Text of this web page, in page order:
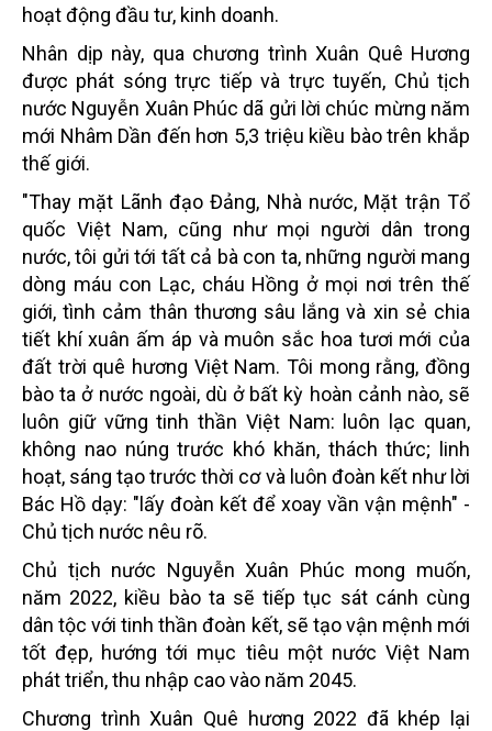
hoạt động đầu tư, kinh doanh.
Nhân dịp này, qua chương trình Xuân Quê Hương
được phát sóng trực tiếp và trực tuyến, Chủ tịch
nước Nguyễn Xuân Phúc dã gửi lời chúc mừng năm
mới Nhâm Dần đến hơn 5,3 triệu kiều bào trên khắp
thế giới.
"Thay mặt Lãnh đạo Đảng, Nhà nước, Mặt trận Tổ
quốc Việt Nam, cũng như mọi người dân trong
nước, tôi gửi tới tất cả bà con ta, những người mang
dòng máu con Lạc, cháu Hồng ở mọi nơi trên thế
giới, tình cảm thân thương sâu lắng và xin sẻ chia
tiết khí xuân ấm áp và muôn sắc hoa tươi mới của
đất trời quê hương Việt Nam. Tôi mong rằng, đồng
bào ta ở nước ngoài, dù ở bất kỳ hoàn cảnh nào, sẽ
luôn giữ vững tinh thần Việt Nam: luôn lạc quan,
không nao núng trước khó khăn, thách thức; linh
hoạt, sáng tạo trước thời cơ và luôn đoàn kết như lời
Bác Hồ dạy: "lấy đoàn kết để xoay vần vận mệnh" -
Chủ tịch nước nêu rõ.
Chủ tịch nước Nguyễn Xuân Phúc mong muốn,
năm 2022, kiều bào ta sẽ tiếp tục sát cánh cùng
dân tộc với tinh thần đoàn kết, sẽ tạo vận mệnh mới
tốt đẹp, hướng tới mục tiêu một nước Việt Nam
phát triển, thu nhập cao vào năm 2045.
Chương trình Xuân Quê hương 2022 đã khép lại